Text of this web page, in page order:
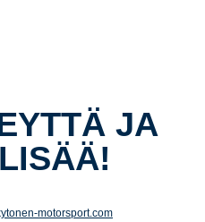
JA
motorsport.com